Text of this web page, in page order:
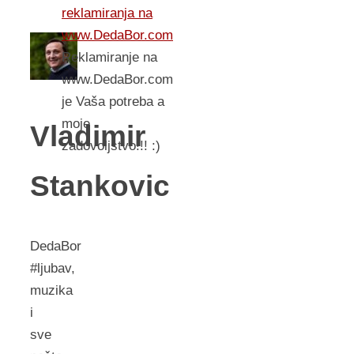
Vladimir
Stankovic
DedaBor
#ljubav,
muzika
i
sve
reklamiranja na
www.DedaBor.com
Reklamiranje na
www.DedaBor.com
je Vaša potreba a
moje
zadovoljstvo!!! :)